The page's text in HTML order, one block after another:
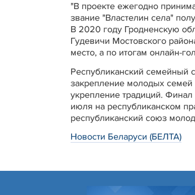
"В проекте ежегодно
звание "Властелин села"
В 2020 году Гродненскую
Гудевичи Мостовского
место, а по итогам онлайн-
Республиканский семейный
закрепление молодых семей
укрепление традиций. Финал
июля на республиканском
республиканский союз
Новости Беларуси (БЕЛТА)